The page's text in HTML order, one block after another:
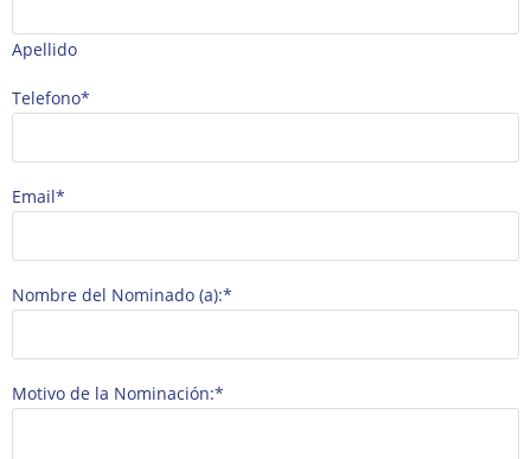
Apellido
Telefono*
Email*
Nombre del Nominado (a):*
Motivo de la Nominación:*